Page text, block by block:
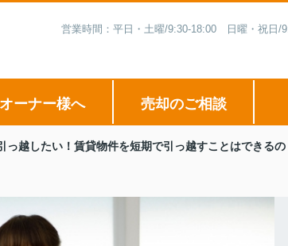
営業時間：平日・土曜/9:30-18:00 日曜・祝日/
オーナー様へ 売却のご相談
っ越したい！賃貸物件を短期で引っ越すことはできる